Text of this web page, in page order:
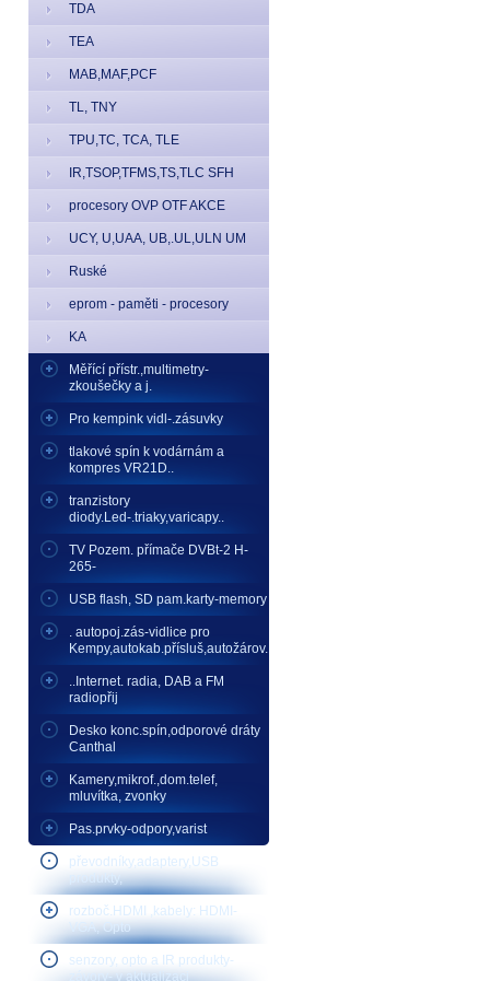
TDA
TEA
MAB,MAF,PCF
TL, TNY
TPU,TC, TCA, TLE
IR,TSOP,TFMS,TS,TLC SFH
procesory OVP OTF AKCE
UCY, U,UAA, UB,.UL,ULN UM
Ruské
eprom - paměti - procesory
KA
Měřící přístr.,multimetry-
zkoušečky a j.
Pro kempink vidl-.zásuvky
tlakové spín k vodárnám a
kompres VR21D..
tranzistory
diody.Led-.triaky,varicapy..
TV Pozem. přímače DVBt-2 H-
265-
USB flash, SD pam.karty-memory
. autopoj.zás-vidlice pro
Kempy,autokab.přísluš,autožárov.
..Internet. radia, DAB a FM
radiopřij
Desko konc.spín,odporové dráty
Canthal
Kamery,mikrof.,dom.telef,
mluvítka, zvonky
Pas.prvky-odpory,varist
převodníky,adaptery,USB
produkty,
rozboč.HDMI ,kabely: HDMI-
VGA, Opto
senzory, opto a IR produkty-
závory- v aktualizaci